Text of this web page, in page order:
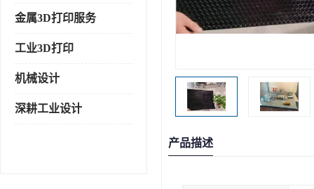
金属3D打印服务
工业3D打印
机械设计
深耕工业设计
产品描述